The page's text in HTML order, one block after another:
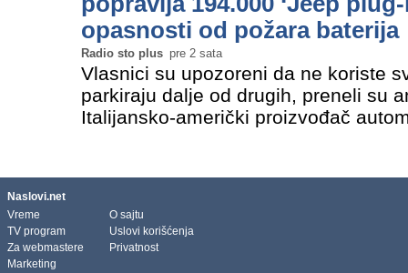
opasnosti od požara baterija
Radio sto plus pre 2 sata
Vlasnici su upozoreni da ne koriste
parkiraju dalje od drugih, preneli su
Italijansko-američki proizvođač
Naslovi.net
Vreme
TV program
Za webmastere
Marketing
O sajtu
Uslovi korišćenja
Privatnost